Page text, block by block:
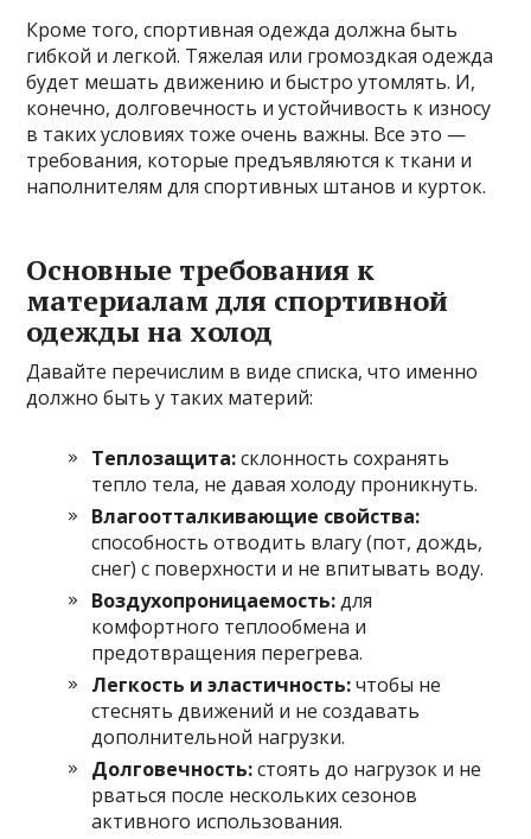
Кроме того, спортивная одежда должна быть
гибкой и легкой. Тяжелая или громоздкая одежда
будет мешать движению и быстро утомлять. И,
конечно, долговечность и устойчивость к износу
в таких условиях тоже очень важны. Все это —
требования, которые предъявляются к ткани и
наполнителям для спортивных штанов и курток.
Основные требования к
материалам для спортивной
одежды на холод
Давайте перечислим в виде списка, что именно
должно быть у таких материй:
Теплозащита:склонность сохранять
тепло тела, не давая холоду проникнуть.
Влагоотталкивающие свойства:
способность отводить влагу (пот, дождь,
снег) с поверхности и не впитывать воду.
Воздухопроницаемость:для
комфортного теплообмена и
предотвращения перегрева.
Легкость и эластичность:чтобы не
стеснять движений и не создавать
дополнительной нагрузки.
Долговечность:стоять до нагрузок и не
рваться после нескольких сезонов
активного использования.